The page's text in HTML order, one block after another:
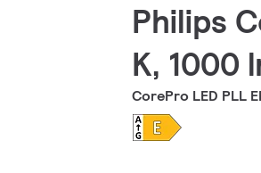
Philips
K, 1000
CorePro LED PLL